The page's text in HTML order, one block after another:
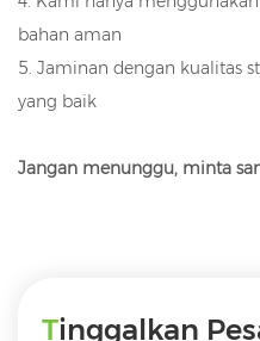
bahan aman
5. Jaminan dengan kualitas
yang baik
Jangan menunggu, minta
Tinggalkan